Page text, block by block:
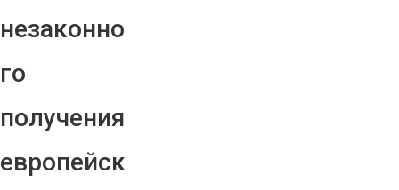
незаконно
го
получения
европейск